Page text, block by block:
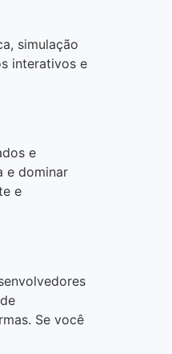
simulação
interativos e
e
e dominar
e
Se você